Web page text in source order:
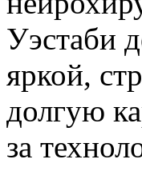
Уэстаби
яркой,
долгую
за